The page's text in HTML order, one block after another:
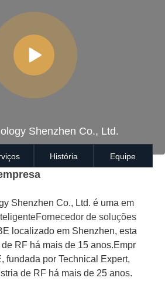
Shenzhen Co., Ltd.
História Equipe
Shenzhen Co., Ltd. é uma em
Fornecedor de soluções
localizado em Shenzhen, esta
RF há mais de 15 anos.Empr
fundada por Technical Expert,
de RF há mais de 25 anos.